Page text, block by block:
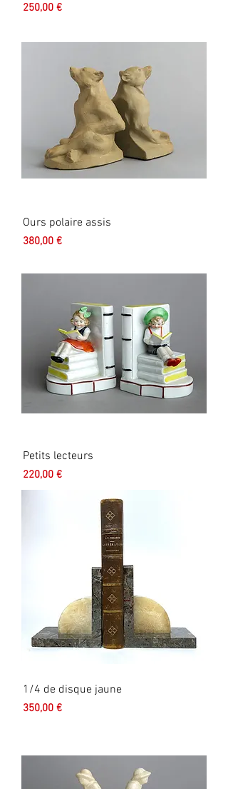
Prix
250,00 €
Ours polaire assis
Prix
380,00 €
Petits lecteurs
Prix
220,00 €
1/4 de disque jaune
Prix
350,00 €